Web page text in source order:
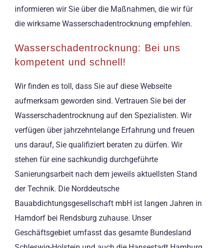
informieren wir Sie über die Maßnahmen, die wir für
die wirksame Wasserschadentrocknung empfehlen.
Wasserschadentrocknung: Bei uns
kompetent und schnell!
Wir finden es toll, dass Sie auf diese Webseite
aufmerksam geworden sind. Vertrauen Sie bei der
Wasserschadentrocknung auf den Spezialisten. Wir
verfügen über jahrzehntelange Erfahrung und freuen
uns darauf, Sie qualifiziert beraten zu dürfen. Wir
stehen für eine sachkundig durchgeführte
Sanierungsarbeit nach dem jeweils aktuellsten Stand
der Technik. Die Norddeutsche
Bauabdichtungsgesellschaft mbH ist langen Jahren in
Hamdorf bei Rendsburg zuhause. Unser
Geschäftsgebiet umfasst das gesamte Bundesland